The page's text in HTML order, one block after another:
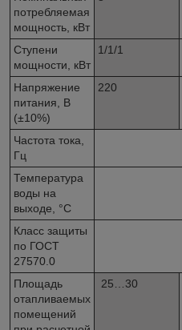
потребляемая
мощность, кВт
Ступени
мощности, кВт
1/1/1
Напряжение
питания, В
(±10%)
220
Частота тока,
Гц
Температура
воды на
выходе, °С
Класс защиты
по ГОСТ
27570.0
Площадь
отапливаемых
помещений
25…30